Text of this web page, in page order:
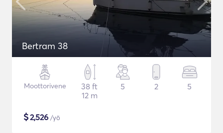
Bertram 38
Moottorivene
38 ft
12 m
5 2 5
$2,526 /yö